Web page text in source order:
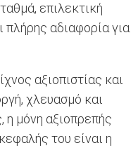
επιλεκτική
αδιαφορία για
αξιοπιστίας και
χλευασμό και
η μόνη αξιοπρεπής
του είναι η